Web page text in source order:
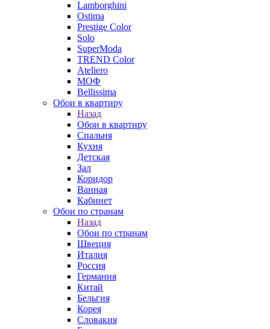
Lamborghini
Ostima
Prestige Color
Solo
SuperModa
TREND Color
Ateliero
МОФ
Bellissima
Обои в квартиру
Назад
Обои в квартиру
Спальня
Кухня
Детская
Зал
Коридор
Ванная
Кабинет
Обои по странам
Назад
Обои по странам
Швеция
Италия
Россия
Германия
Китай
Бельгия
Корея
Словакия